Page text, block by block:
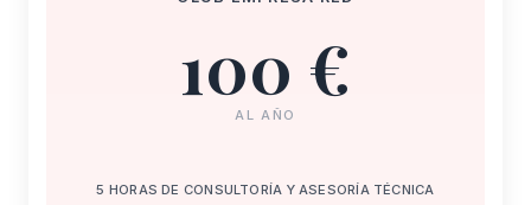
100 €
AL AÑO
5 HORAS DE CONSULTORÍA Y ASESORÍA TÉCNICA